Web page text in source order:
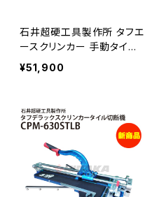
石井超硬工具製作所 タフエ
ースクリンカー 手動タイル
切断機 CWM-450TLB 切
巾450mm CW-480STLB
¥51,900